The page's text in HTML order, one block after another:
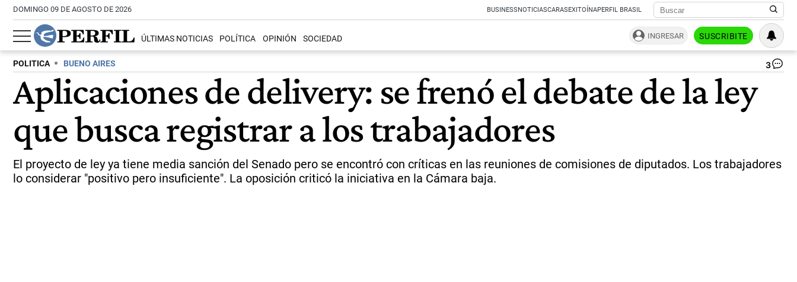
DOMINGO 09 DE AGOSTO DE 2026 BUSINESSNOTICIASCARASEXITOÍNAPERFIL BRASIL
ÚLTIMAS NOTICIAS POLÍTICA OPINIÓN SOCIEDAD INGRESAR SUSCRIBITE
POLITICA BUENO AIRES 3
Aplicaciones de delivery: se frenó el debate de la ley
que busca registrar a los trabajadores
El proyecto de ley ya tiene media sanción del Senado pero se encontró con críticas en las reuniones de comisiones de diputados. Los trabajadores
lo considerar "positivo pero insuficiente". La oposición criticó la iniciativa en la Cámara baja.